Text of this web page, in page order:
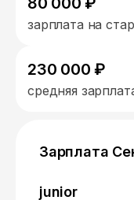
зарплата на
230 000 ₽
средняя
Зарплата
junior